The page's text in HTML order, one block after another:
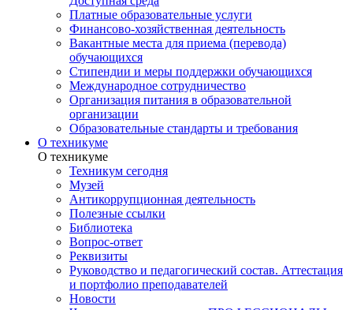
Платные образовательные услуги
Финансово-хозяйственная деятельность
Вакантные места для приема (перевода)
обучающихся
Стипендии и меры поддержки обучающихся
Международное сотрудничество
Организация питания в образовательной
организации
Образовательные стандарты и требования
О техникуме
О техникуме
Техникум сегодня
Музей
Антикоррупционная деятельность
Полезные ссылки
Библиотека
Вопрос-ответ
Реквизиты
Руководство и педагогический состав. Аттестация
и портфолио преподавателей
Новости